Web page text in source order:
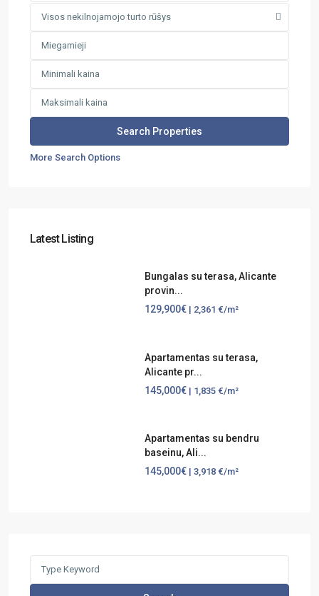
Visos nekilnojamojo turto rūšys
More Search Options
Latest Listing
Bungalas su terasa, Alicante
provin...
129,900€ | 2,361 €/m²
Apartamentas su terasa,
Alicante pr...
145,000€ | 1,835 €/m²
Apartamentas su bendru
baseinu, Ali...
145,000€ | 3,918 €/m²